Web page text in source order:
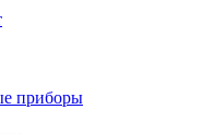
приборы